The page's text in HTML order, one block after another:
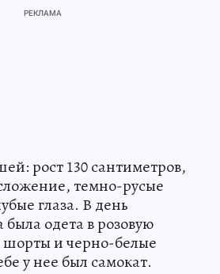
рост 130 сантиметров,
темно-русые
глаза. В день
одета в розовую
шорты и черно-белые
у нее был самокат.